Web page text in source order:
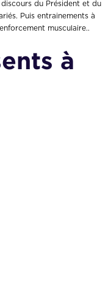
du Président et du
Puis entrainements à
musculaire..
à